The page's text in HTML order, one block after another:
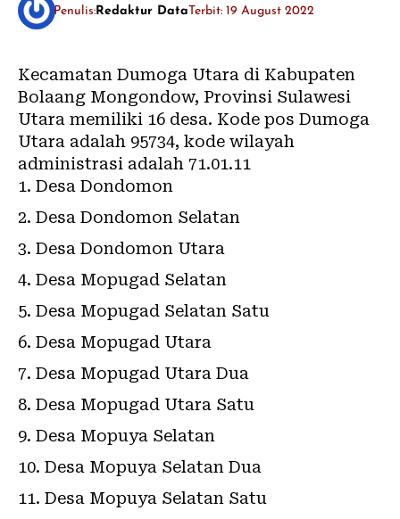
Penulis: Redaktur DataTerbit: 19 August 2022
Kecamatan Dumoga Utara di Kabupaten
Bolaang Mongondow, Provinsi Sulawesi
Utara memiliki 16 desa. Kode pos Dumoga
Utara adalah 95734, kode wilayah
administrasi adalah 71.01.11
Desa Dondomon
Desa Dondomon Selatan
Desa Dondomon Utara
Desa Mopugad Selatan
Desa Mopugad Selatan Satu
Desa Mopugad Utara
Desa Mopugad Utara Dua
Desa Mopugad Utara Satu
Desa Mopuya Selatan
Desa Mopuya Selatan Dua
Desa Mopuya Selatan Satu